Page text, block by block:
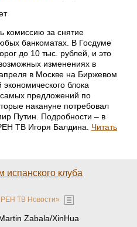
комиссию за снятие
банкоматах. В Госдуме
до 10 тыс. рублей, и это
изменениях в
в Москве на Биржевом
блока
самых предложений по
накануне потребовал
Путин. Подробности – в
ТВ Игоря Балдина. Читать
испанского клуба
ТВ Новости»
Zabala/XinHua